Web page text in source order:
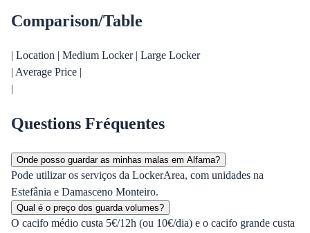
Comparison/Table
| Location | Medium Locker | Large Locker
| Average Price |
|
Questions Fréquentes
Onde posso guardar as minhas malas em Alfama?
Pode utilizar os serviços da LockerArea, com unidades na
Estefânia e Damasceno Monteiro.
Qual é o preço dos guarda volumes?
O cacifo médio custa 5€/12h (ou 10€/dia) e o cacifo grande custa